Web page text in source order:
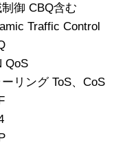
制御 CBQ含む
Traffic Control
QoS
ーリング ToS、CoS